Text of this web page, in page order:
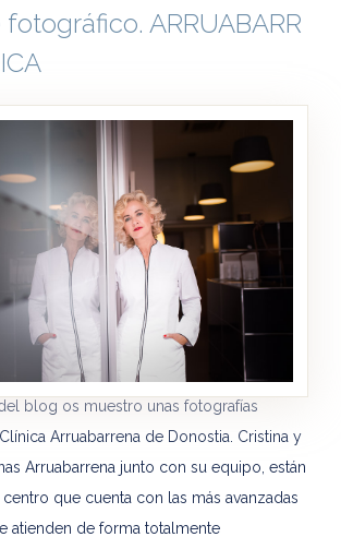
ARRUABARR
blog os muestro unas fotografías
Arruabarrena de Donostia. Cristina y
Arruabarrena junto con su equipo, están
que cuenta con las más avanzadas
atienden de forma totalmente